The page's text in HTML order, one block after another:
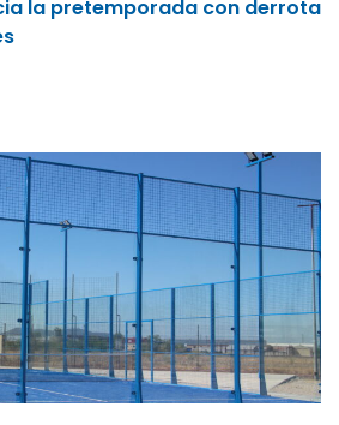
la pretemporada con derrota